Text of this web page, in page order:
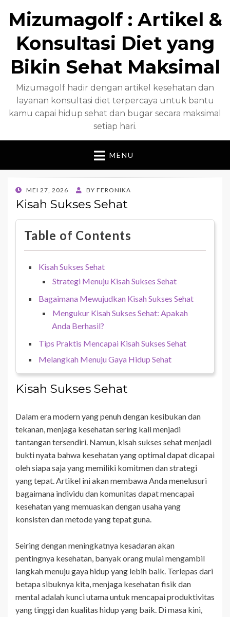
Mizumagolf : Artikel &
Konsultasi Diet yang
Bikin Sehat Maksimal
Mizumagolf hadir dengan artikel kesehatan dan
layanan konsultasi diet terpercaya untuk bantu
kamu capai hidup sehat dan bugar secara maksimal
setiap hari.
MENU
POSTED
ON
MEI 27, 2026 BY FERONIKA
Kisah Sukses Sehat
Table of Contents
Kisah Sukses Sehat
Strategi Menuju Kisah Sukses Sehat
Bagaimana Mewujudkan Kisah Sukses Sehat
Mengukur Kisah Sukses Sehat: Apakah
Anda Berhasil?
Tips Praktis Mencapai Kisah Sukses Sehat
Melangkah Menuju Gaya Hidup Sehat
Kisah Sukses Sehat
Dalam era modern yang penuh dengan kesibukan dan
tekanan, menjaga kesehatan sering kali menjadi
tantangan tersendiri. Namun, kisah sukses sehat menjadi
bukti nyata bahwa kesehatan yang optimal dapat dicapai
oleh siapa saja yang memiliki komitmen dan strategi
yang tepat. Artikel ini akan membawa Anda menelusuri
bagaimana individu dan komunitas dapat mencapai
kesehatan yang memuaskan dengan usaha yang
konsisten dan metode yang tepat guna.
Seiring dengan meningkatnya kesadaran akan
pentingnya kesehatan, banyak orang mulai mengambil
langkah menuju gaya hidup yang lebih baik. Terlepas dari
betapa sibuknya kita, menjaga kesehatan fisik dan
mental adalah kunci utama untuk mencapai produktivitas
yang tinggi dan kualitas hidup yang baik. Di masa kini,